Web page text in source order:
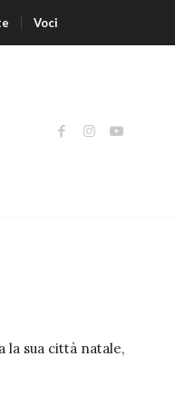
Voci
la sua città natale,